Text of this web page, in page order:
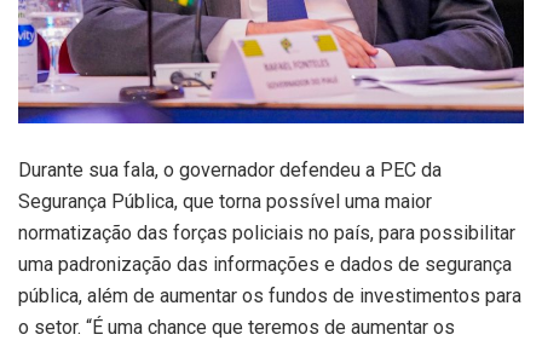
Durante sua fala, o governador defendeu a PEC da
Segurança Pública, que torna possível uma maior
normatização das forças policiais no país, para possibilitar
uma padronização das informações e dados de segurança
pública, além de aumentar os fundos de investimentos para
o setor. “É uma chance que teremos de aumentar os